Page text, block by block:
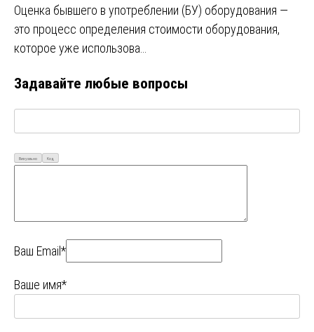
Оценка бывшего в употреблении (БУ) оборудования —
это процесс определения стоимости оборудования,
которое уже использова…
Задавайте любые вопросы
Визуально Код
Ваш Email*
Ваше имя*